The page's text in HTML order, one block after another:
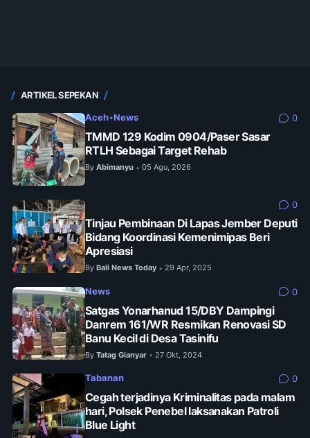
ARTIKEL SEPEKAN
Aceh•News 0
TMMD 129 Kodim 0904/Paser Sasar
RTLH Sebagai Target Rehab
By Abimanyu • 05 Agu, 2026
0
Tinjau Pembinaan Di Lapas Jember Deputi
Bidang Koordinasi Kemenimipas Beri
Apresiasi
By Bali News Today • 29 Apr, 2025
News 0
Satgas Yonarhanud 15/DBY Dampingi
Danrem 161/WR Resmikan Renovasi SD
Banu Kecil di Desa Tasinifu
By Tatag Gianyar • 27 Okt, 2024
Tabanan 0
Cegah terjadinya Kriminalitas pada malam
hari, Polsek Penebel laksanakan Patroli
Blue Light